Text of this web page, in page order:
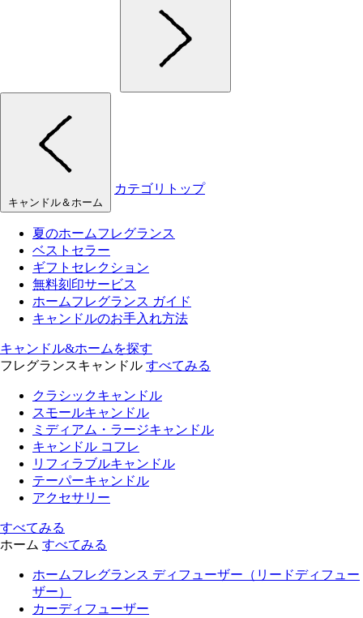
キャンドル＆ホーム
カテゴリトップ
夏のホームフレグランス
ベストセラー
ギフトセレクション
無料刻印サービス
ホームフレグランス ガイド
キャンドルのお手入れ方法
キャンドル&ホームを探す
フレグランスキャンドル すべてみる
クラシックキャンドル
スモールキャンドル
ミディアム・ラージキャンドル
キャンドル コフレ
リフィラブルキャンドル
テーパーキャンドル
アクセサリー
すべてみる
ホーム すべてみる
ホームフレグランス ディフューザー（リードディフュー
ザー）
カーディフューザー